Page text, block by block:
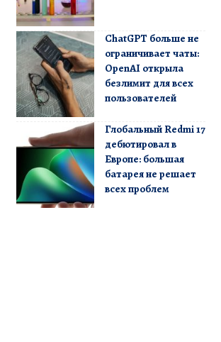
ChatGPT больше не
ограничивает чаты:
OpenAI открыла
безлимит для всех
пользователей
Глобальный Redmi 17
дебютировал в
Европе: большая
батарея не решает
всех проблем